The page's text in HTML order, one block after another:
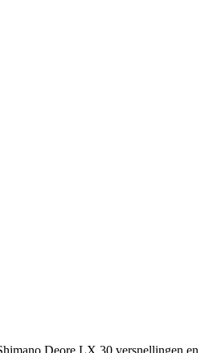
Deore LX 30 versnellingen en